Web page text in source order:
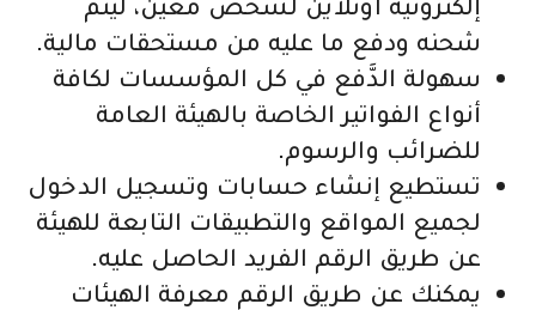
شحنه ودفع ما عليه من مستحقات مالية.
سهولة الدَّفع في كل المؤسسات لكافة
أنواع الفواتير الخاصة بالهيئة العامة
للضرائب والرسوم.
تستطيع إنشاء حسابات وتسجيل الدخول
لجميع المواقع والتطبيقات التابعة للهيئة
عن طريق الرقم الفريد الحاصل عليه.
يمكنك عن طريق الرقم معرفة الهيئات